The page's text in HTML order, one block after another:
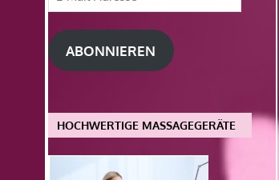
Mail-
Adresse
ABONNIEREN
HOCHWERTIGE MASSAGEGERÄTE